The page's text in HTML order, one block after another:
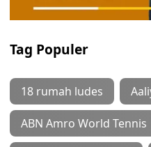
Tag Populer
18 rumah ludes
ABN Amro World Tennis